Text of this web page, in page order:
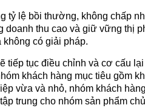
tỷ lệ bồi thường, không chấp
doanh thu cao và giữ vững thị
có giải pháp.
tiếp tục điều chỉnh và cơ cấu
khách hàng mục tiêu gồm
vừa và nhỏ, nhóm khách
trung cho nhóm sản phẩm